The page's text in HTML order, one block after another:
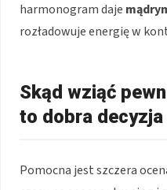
harmonogram daje
rozładowuje energię w
Skąd wziąć
to dobra decyzja
Pomocna jest szczera